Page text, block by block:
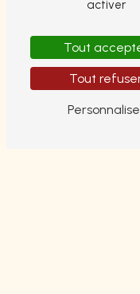
4
activer
Tout
Tout